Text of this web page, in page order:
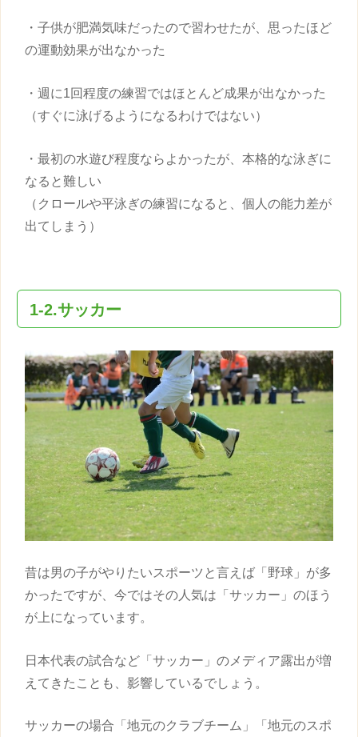
・ 子供が肥満気味だったので習わせたが、思ったほど
の運動効果が出なかった
・週に1回程度の練習ではほとんど成果が出なかった
（すぐに泳げるようになるわけではない）
・最初の水遊び程度ならよかったが、本格的な泳ぎに
なると難しい
（クロールや平泳ぎの練習になると、個人の能力差が
出てしまう）
1-2.サッカー
昔は男の子がやりたいスポーツと言えば「野球」が多
かったですが、今ではその人気は「サッカー」のほう
が上になっています。
日本代表の試合など「サッカー」のメディア露出が増
えてきたことも、影響しているでしょう。
サッカーの場合「地元のクラブチーム」「地元のスポ